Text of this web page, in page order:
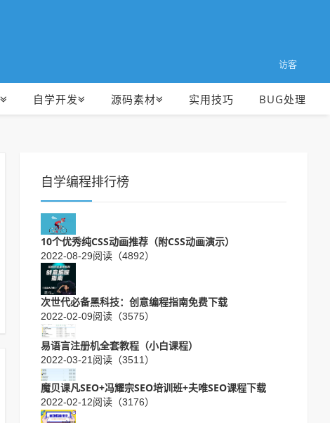
访客
自学开发 源码素材 实用技巧 BUG处理
自学编程排行榜
10个优秀纯CSS动画推荐（附CSS动画演示）
2022-08-29阅读（4892）
次世代必备黑科技：创意编程指南免费下载
2022-02-09阅读（3575）
易语言注册机全套教程（小白课程）
2022-03-21 阅读（3511）
魔贝课凡SEO+冯耀宗SEO培训班+夫唯SEO课程下载
2022-02-12阅读（3176）